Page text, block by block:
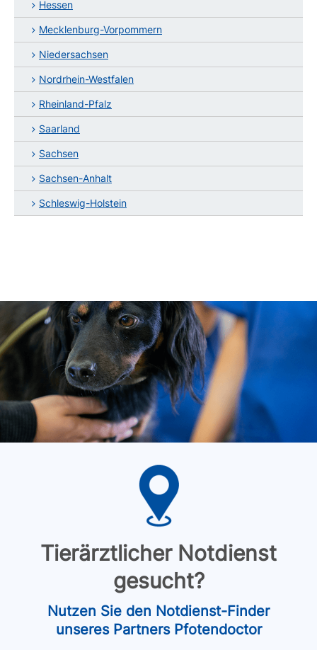
Hessen
Mecklenburg-Vorpommern
Niedersachsen
Nordrhein-Westfalen
Rheinland-Pfalz
Saarland
Sachsen
Sachsen-Anhalt
Schleswig-Holstein
Tierärztlicher Notdienst
gesucht?
Nutzen Sie den Notdienst-Finder
unseres Partners Pfotendoctor